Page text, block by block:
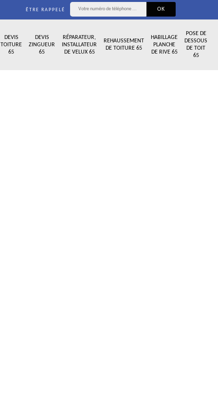
ÊTRE RAPPELÉ
DEVIS
TOITURE
65
DEVIS
ZINGUEUR
65
RÉPARATEUR,
INSTALLATEUR
DE VELUX 65
REHAUSSEMENT
DE TOITURE 65
HABILLAGE
PLANCHE
DE RIVE 65
POSE DE
DESSOUS
DE TOIT
65